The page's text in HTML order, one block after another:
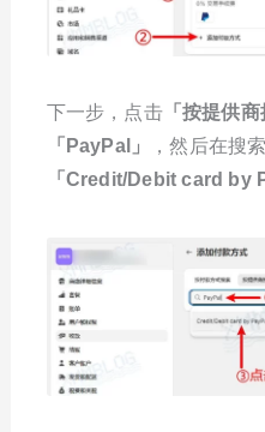
下一步，点击「按提供商
「 PayPal 」
，然后在搜
「 Credit/Debit card by